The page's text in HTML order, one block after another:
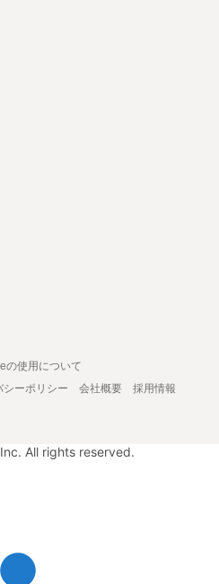
の使用について
シーポリシー 会社概要
採用情報
All rights reserved.